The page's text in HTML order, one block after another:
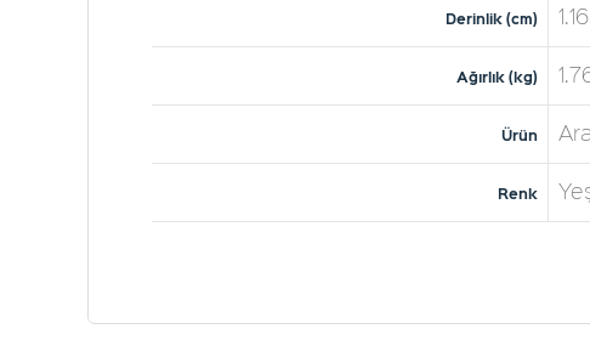
Derinlik (cm) 1.16
Ağırlık (kg)
Ürün
Renk